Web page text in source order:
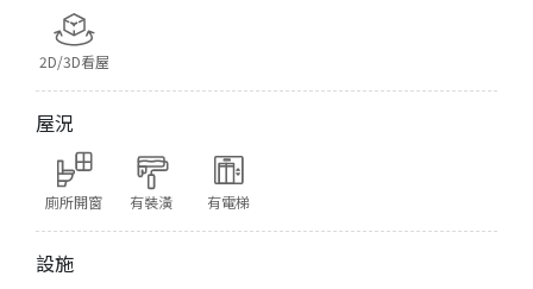
2D/3D看屋
屋況
廁所開窗 有裝潢 有電梯
設施